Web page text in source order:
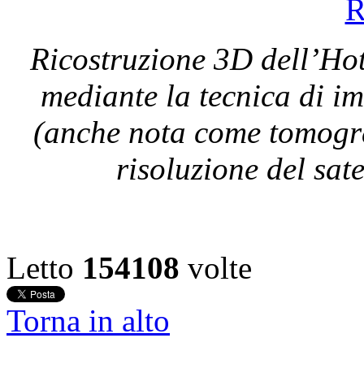
Ricostruzione 3D
mediante la tecnica di
(anche nota come
risoluzione del
Letto 154108 volte
Torna in alto